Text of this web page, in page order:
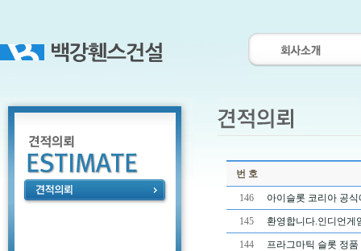
번 호
146 아이슬롯 코리아 공
145 환영합니다.인디언
144 프라그마틱 슬롯 정